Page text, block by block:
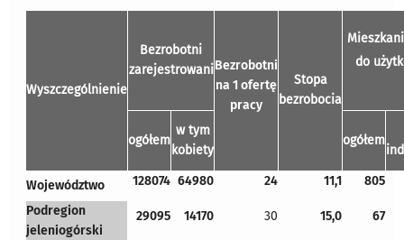
Wyszczególnienie
Bezrobotni
zarejestrowaniBezrobotni
na 1 ofertę
pracy
Stopa
bezrobocia
do
ogółem
w tym
kobiety
ogółem
Województwo 128074 64980 24 11,1
805
Podregion
jeleniogórski
29095 14170 30 15,0 67